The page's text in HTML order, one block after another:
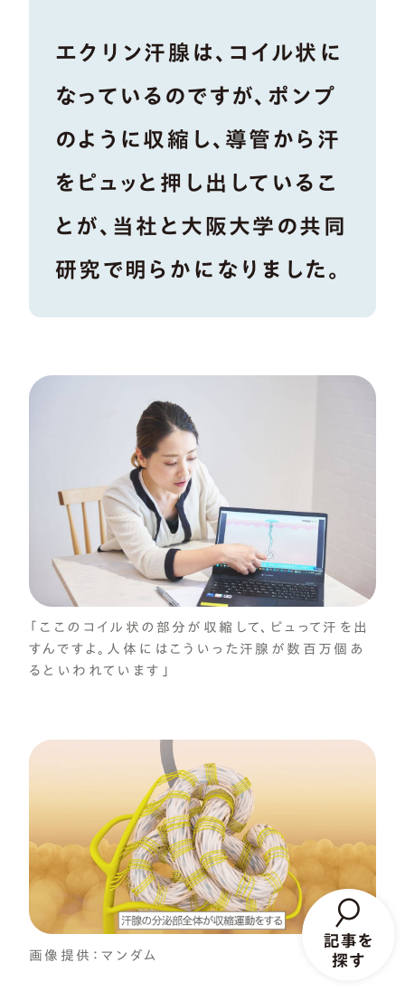
エクリン汗腺は、コイル状に
なっているのですが、ポンプ
のように収縮し、導管から汗
をピュッと押し出しているこ
とが、当社と大阪大学の共同
研究で明らかになりました。
「ここのコイル状の部分が収縮して、ピュって汗を出
すんですよ。人体にはこういった汗腺が数百万個あ
るといわれています」
画像提供：マンダム